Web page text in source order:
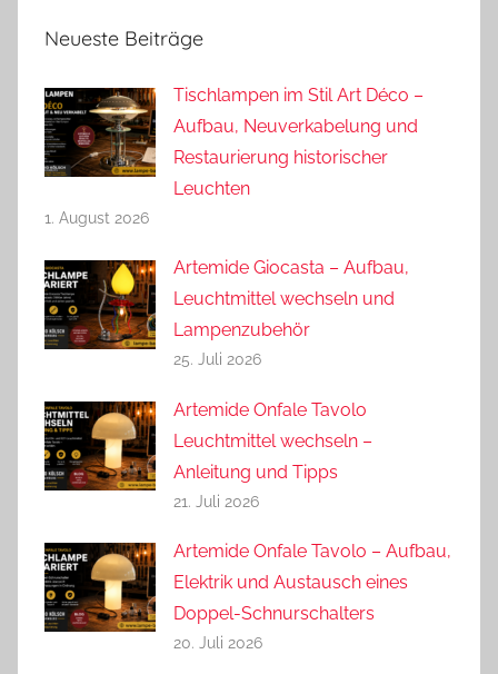
Neueste Beiträge
Tischlampen im Stil Art Déco –
Aufbau, Neuverkabelung und
Restaurierung historischer
Leuchten
1. August 2026
Artemide Giocasta – Aufbau,
Leuchtmittel wechseln und
Lampenzubehör
25. Juli 2026
Artemide Onfale Tavolo
Leuchtmittel wechseln –
Anleitung und Tipps
21. Juli 2026
Artemide Onfale Tavolo – Aufbau,
Elektrik und Austausch eines
Doppel-Schnurschalters
20. Juli 2026